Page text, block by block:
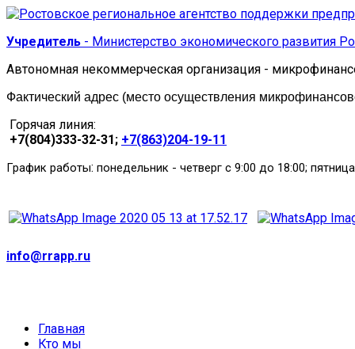
Учредитель - Министерство экономического развития
Автономная некоммерческая организация -
Фактический адрес (место осуществления
Горячая линия:
+7(804)333-32-31; +7(863)204-19-11
График работы: понедельник - четверг с 9:00 до 18:00;
info@rrapp.ru
Главная
Кто мы